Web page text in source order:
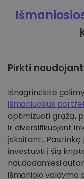
Pirkti
Išnagrinėkite
išmaniuosius
optimizuoti grąžą,
ir diversifikuojant
įskaitant .
investuoti į šią
naudodamiesi
išmaniojo valdymo